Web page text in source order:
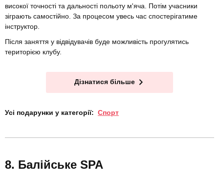
високої точності та дальності польоту м'яча. Потім учасники
зіграють самостійно. За процесом увесь час спостерігатиме
інструктор.
Після заняття у відвідувачів буде можливість прогулятись
територією клубу.
Дізнатися більше
Усі подарунки у категорії: Спорт
Балійське SPA